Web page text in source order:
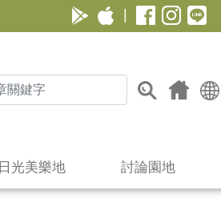
日光美樂地 討論園地